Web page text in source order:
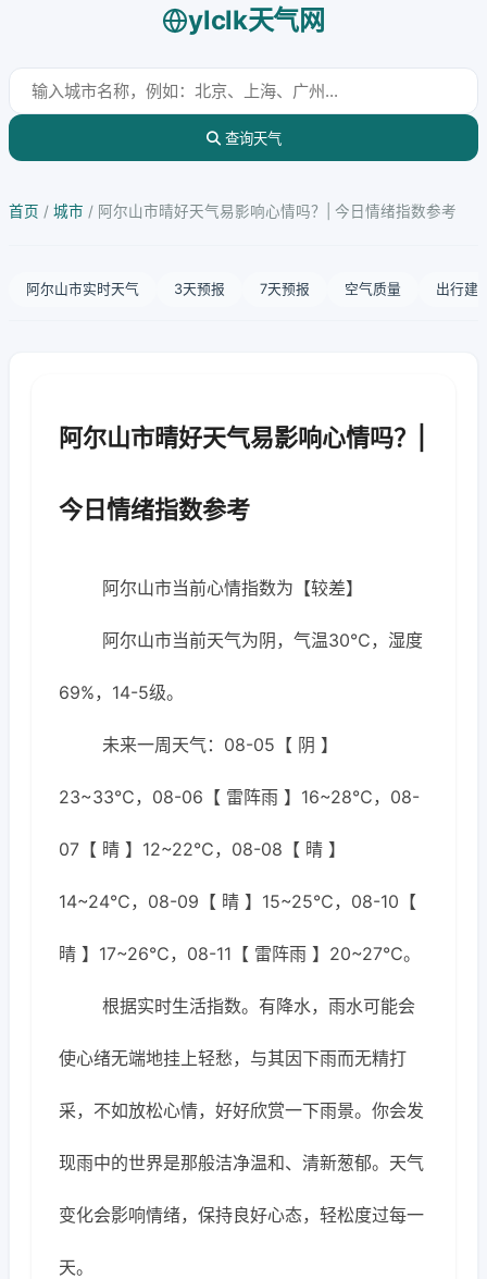
ylclk天气网
查询天气
首页 / 城市 / 阿尔山市晴好天气易影响心情吗？| 今日情绪指数参考
阿尔山市实时天气 3天预报 7天预报 空气质量 出行建
阿尔山市晴好天气易影响心情吗？|
今日情绪指数参考
阿尔山市当前心情指数为【较差】
阿尔山市当前天气为阴，气温30℃，湿度
69%，14-5级。
未来一周天气：08-05【 阴 】
23~33℃，08-06【 雷阵雨 】16~28℃，08-
07【 晴 】12~22℃，08-08【 晴 】
14~24℃，08-09【 晴 】15~25℃，08-10【
晴 】17~26℃，08-11【 雷阵雨 】20~27℃。
根据实时生活指数。有降水，雨水可能会
使心绪无端地挂上轻愁，与其因下雨而无精打
采，不如放松心情，好好欣赏一下雨景。你会发
现雨中的世界是那般洁净温和、清新葱郁。天气
变化会影响情绪，保持良好心态，轻松度过每一
天。